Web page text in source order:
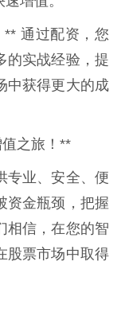
通过配资，您
的实战经验，提
中获得更大的成
之旅！**
专业、安全、便
资金瓶颈，把握
相信，在您的智
股票市场中取得